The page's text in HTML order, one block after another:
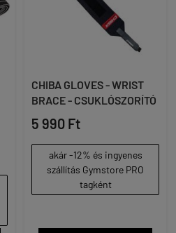
CHIBA GLOVES - WRIST
BRACE - CSUKLÓSZORÍTÓ
5 990 Ft
akár -12% és ingyenes
szállítás Gymstore PRO
tagként